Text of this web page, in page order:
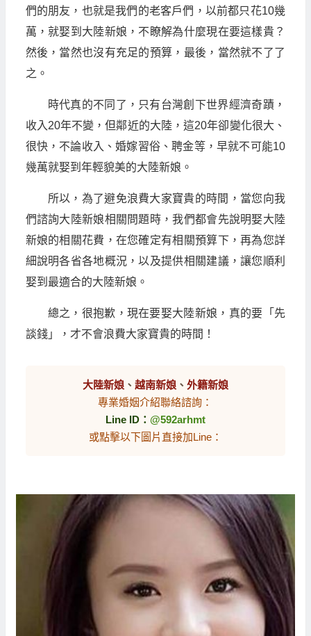
們的朋友，也就是我們的老客戶們，以前都只花10幾
萬，就娶到大陸新娘，不瞭解為什麼現在要這樣貴？
然後，當然也沒有充足的預算，最後，當然就不了了
之。
時代真的不同了，只有台灣創下世界經濟奇蹟，
收入20年不變，但鄰近的大陸，這20年卻變化很大、
很快，不論收入、婚嫁習俗、聘金等，早就不可能10
幾萬就娶到年輕貌美的大陸新娘。
所以，為了避免浪費大家寶貴的時間，當您向我
們諮詢大陸新娘相關問題時，我們都會先說明娶大陸
新娘的相關花費，在您確定有相關預算下，再為您詳
細說明各省各地概況，以及提供相關建議，讓您順利
娶到最適合的大陸新娘。
總之，很抱歉，現在要娶大陸新娘，真的要「先
談錢」，才不會浪費大家寶貴的時間！
大陸新娘、 越南新娘、 外籍新娘
專業婚姻介紹聯絡諮詢：
Line ID： @592arhmt
或點擊以下圖片直接加Line：